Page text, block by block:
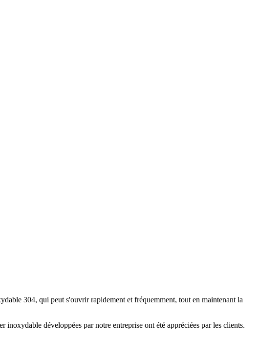
304, qui peut s'ouvrir rapidement et fréquemment, tout en maintenant la
développées par notre entreprise ont été appréciées par les clients.